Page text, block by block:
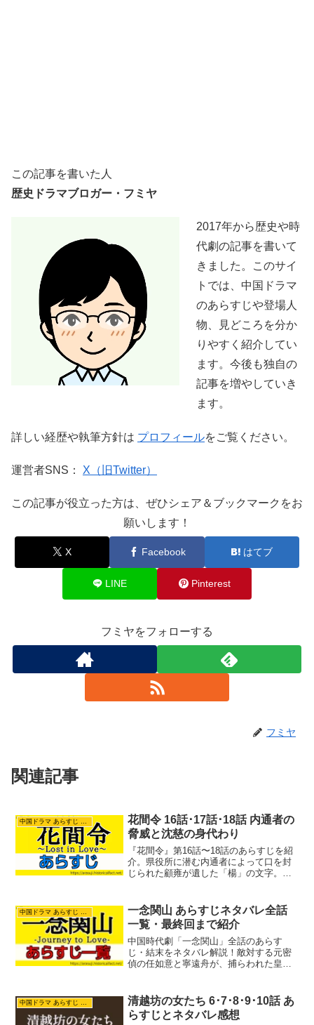
この記事を書いた人
歴史ドラマブロガー・フミヤ
2017年から歴史や時
代劇の記事を書いて
きました。このサイ
トでは、中国ドラマ
のあらすじや登場人
物、見どころを分か
りやすく紹介してい
ます。今後も独自の
記事を増やしていき
ます。
詳しい経歴や執筆方針は プロフィールをご覧ください。
運営者SNS： X（旧Twitter）
この記事が役立った方は、ぜひシェア＆ブックマークをお
願いします！
X Facebook はてブ
LINE Pinterest
フミヤをフォローする
フミヤ
関連記事
花間令 16話･17話･18話 内通者の
脅威と沈慈の身代わり
『花間令』第16話〜18話のあらすじを紹
介。県役所に潜む内通者によって口を封
じられた顧雍が遺した「楊」の文字。潘
のからくり裏山で発見された白骨死体か
ら、牢にいる沈慈が偽物という驚愕の事
実が浮かび上がる怒涛の展開です。
中国ドラマ あらすじ ネタバレ
一念関山 あらすじネタバレ全話
一覧・最終回まで紹介
中国時代劇「一念関山」全話のあらす
じ・結末をネタバレ解説！敵対する元密
偵の任如意と寧遠舟が、捕らわれた皇帝
るがす外敵との総力戦まで、命をかけた
戦いと愛の軌跡を詳しく紹介します。
中国ドラマ あらすじ ネタバレ
清越坊の女たち 6･7･8･9･10話 あ
らすじとネタバレ感想